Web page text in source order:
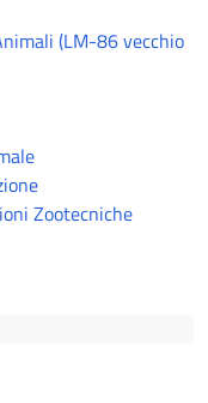
(LM-86 vecchio
Zootecniche